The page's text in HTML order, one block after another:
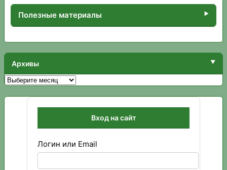
Полезные материалы
Архивы
Архивы
Вход на сайт
Логин или Email